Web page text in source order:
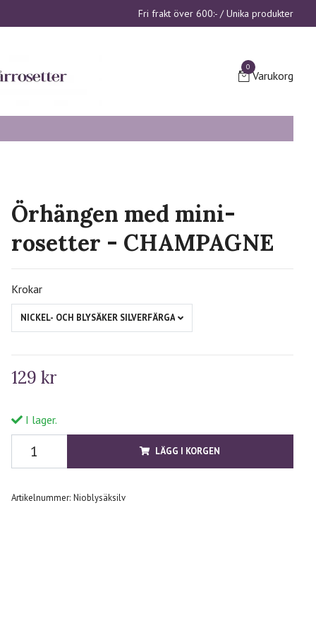
Fri frakt över 600:- / Unika produkter
0
Varukorg
Örhängen med mini-
rosetter - CHAMPAGNE
Krokar
NICKEL- OCH BLYSÄKER SILVERFÄRGAD METALL
129 kr
I lager.
LÄGG I KORGEN
Artikelnummer: Nioblysäksilv